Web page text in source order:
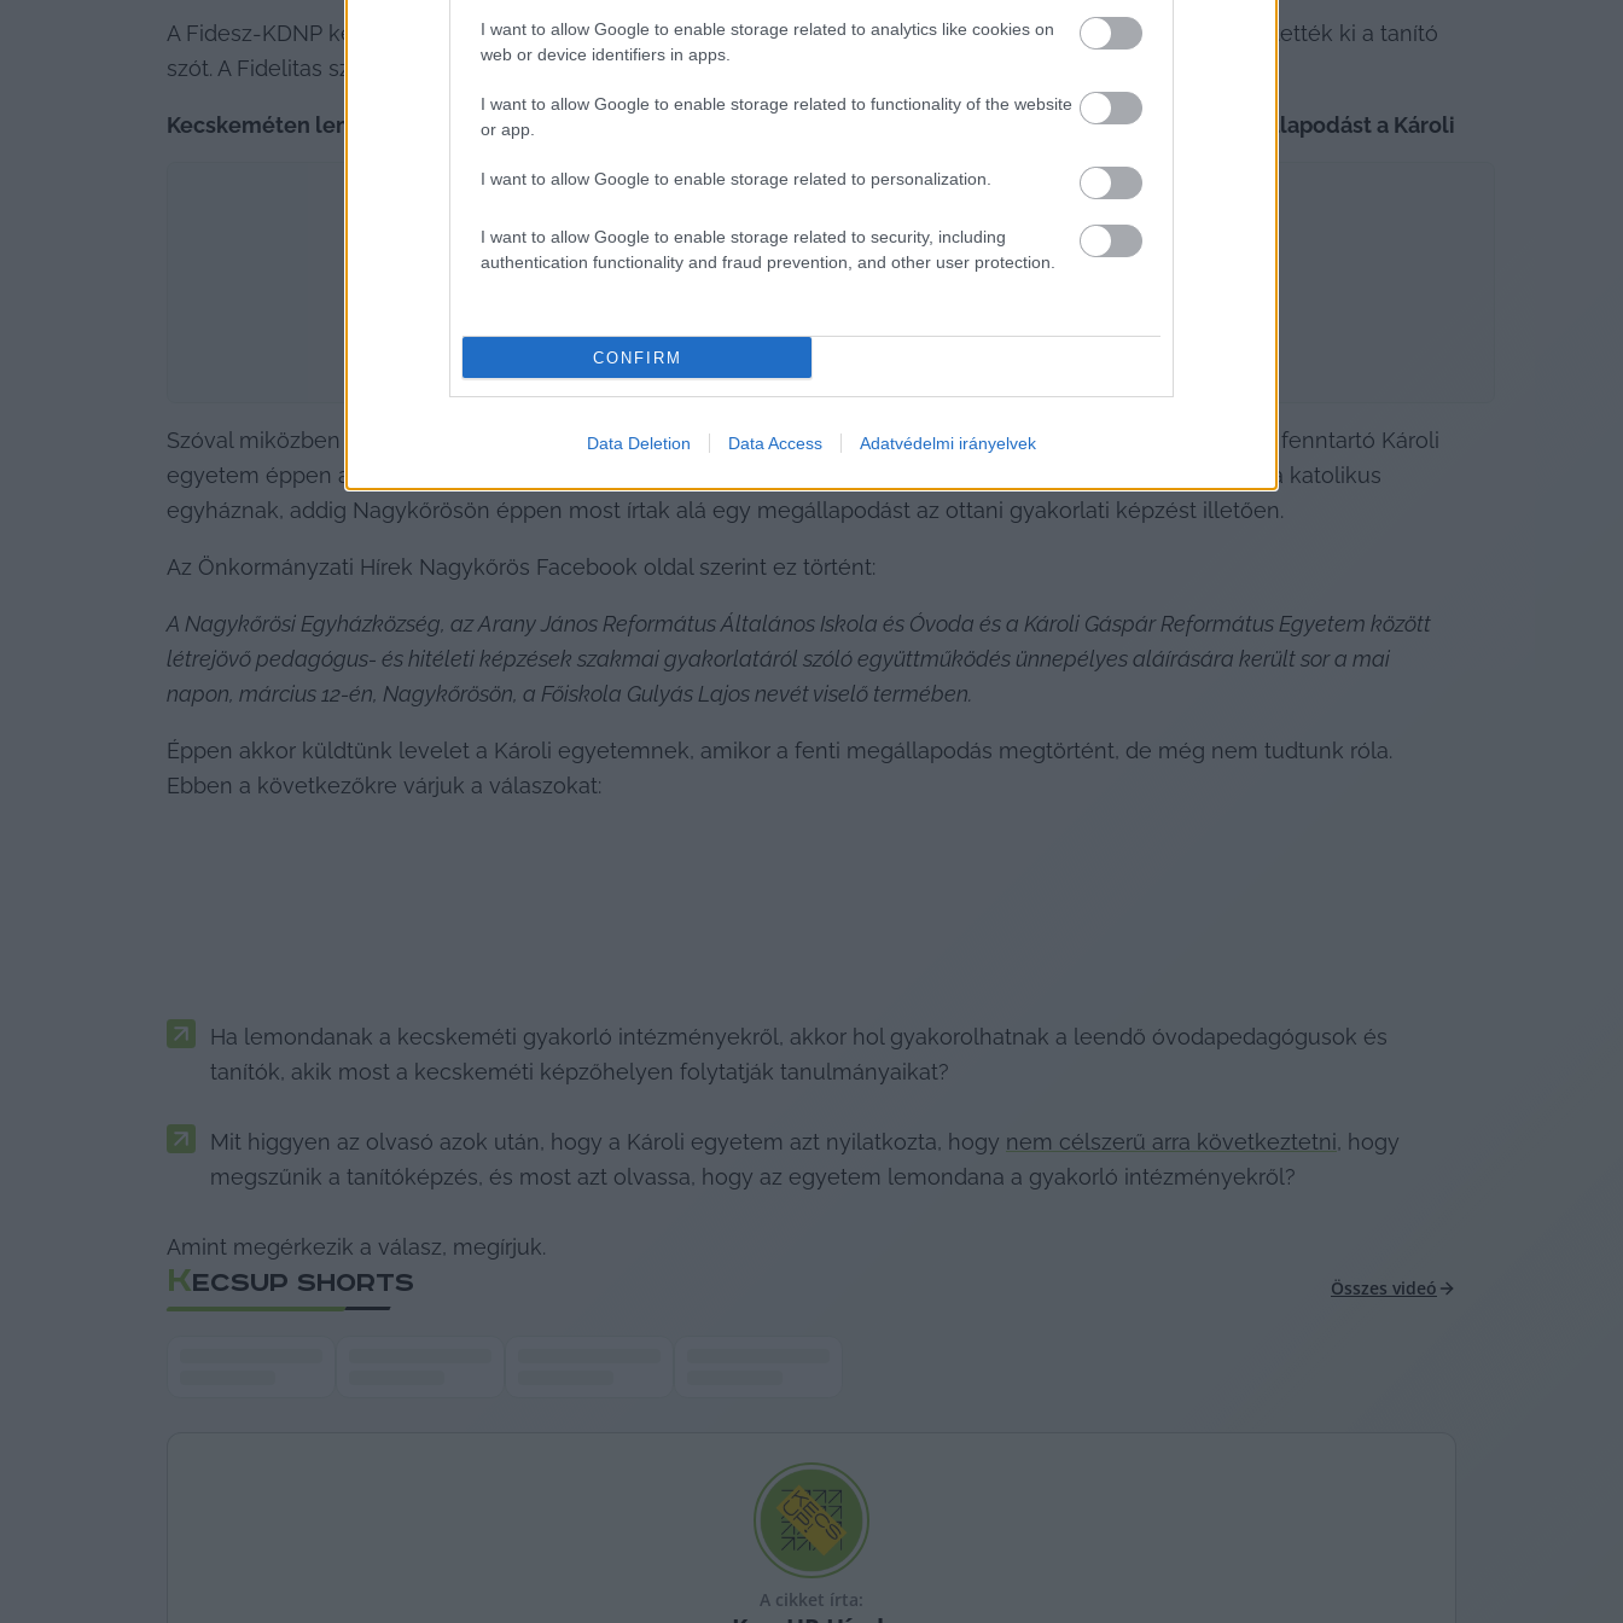
I want to allow Google to enable storage related to analytics like cookies on
web or device identifiers in apps.
I want to allow Google to enable storage related to functionality of the website
or app.
I want to allow Google to enable storage related to personalization.
I want to allow Google to enable storage related to security, including
authentication functionality and fraud prevention, and other user protection.
CONFIRM
Data Deletion Data Access Adatvédelmi irányelvek
A Fidesz-KDNP képviselői pedig úgy beszéltek a kecskeméti pedagógusképzés fontosságáról, hogy nem ejtették ki a tanító
szót. A Fidelitas szerint pedig a fideszes városvezetés miatt sikeres
Kecskeméten lemondana a gyakorlati intézményekről, Nagykőrösön gyakorlati intézménnyel kötött megállapodást a Károli
HIRDETÉS
Szóval miközben a kecskeméti pedagógusképzés változások során ment és megy keresztül, és miközben a fenntartó Károli
egyetem éppen arról írt tájékoztatást a szülőknek és munkatársainak, hogy a gyakorló intézményeit átadná a katolikus
egyháznak, addig Nagykőrösön éppen most írtak alá egy megállapodást az ottani gyakorlati képzést illetően.
Az Önkormányzati Hírek Nagykőrös Facebook oldal szerint ez történt:
A Nagykőrösi Egyházközség, az Arany János Református Általános Iskola és Óvoda és a Károli Gáspár Református Egyetem között
létrejövő pedagógus- és hitéleti képzések szakmai gyakorlatáról szóló együttműködés ünnepélyes aláírására került sor a mai
napon, március 12-én, Nagykőrösön, a Főiskola Gulyás Lajos nevét viselő termében.
Éppen akkor küldtünk levelet a Károli egyetemnek, amikor a fenti megállapodás megtörtént, de még nem tudtunk róla.
Ebben a következőkre várjuk a válaszokat:
Ha lemondanak a kecskeméti gyakorló intézményekről, akkor hol gyakorolhatnak a leendő óvodapedagógusok és
tanítók, akik most a kecskeméti képzőhelyen folytatják tanulmányaikat?
Mit higgyen az olvasó azok után, hogy a Károli egyetem azt nyilatkozta, hogy nem célszerű arra következtetni, hogy
megszűnik a tanítóképzés, és most azt olvassa, hogy az egyetem lemondana a gyakorló intézményekről?
Amint megérkezik a válasz, megírjuk.
KECSUP SHORTS Összes videó
A cikket írta: